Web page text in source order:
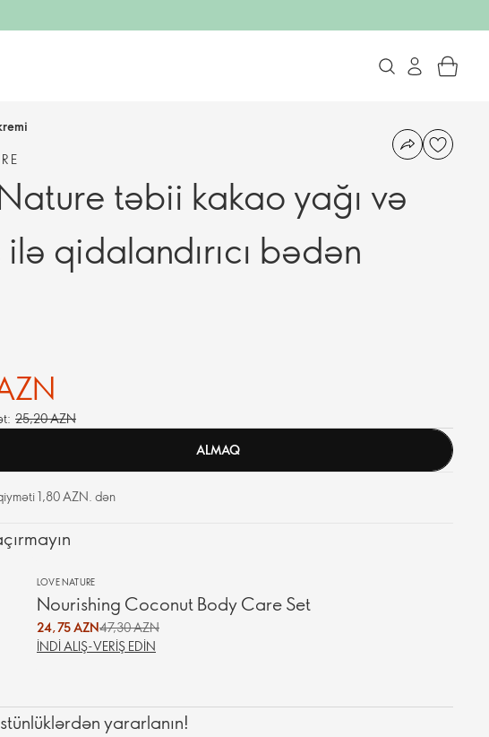
təbii kakao yağı və
ilə qidalandırıcı bədən
25,20 AZN
ALMAQ
1,80 AZN. dən
LOVE NATURE
Nourishing Coconut Body Care Set
24,75 AZN47,30 AZN
İNDI ALIŞ-VERIŞ EDIN
yararlanın!